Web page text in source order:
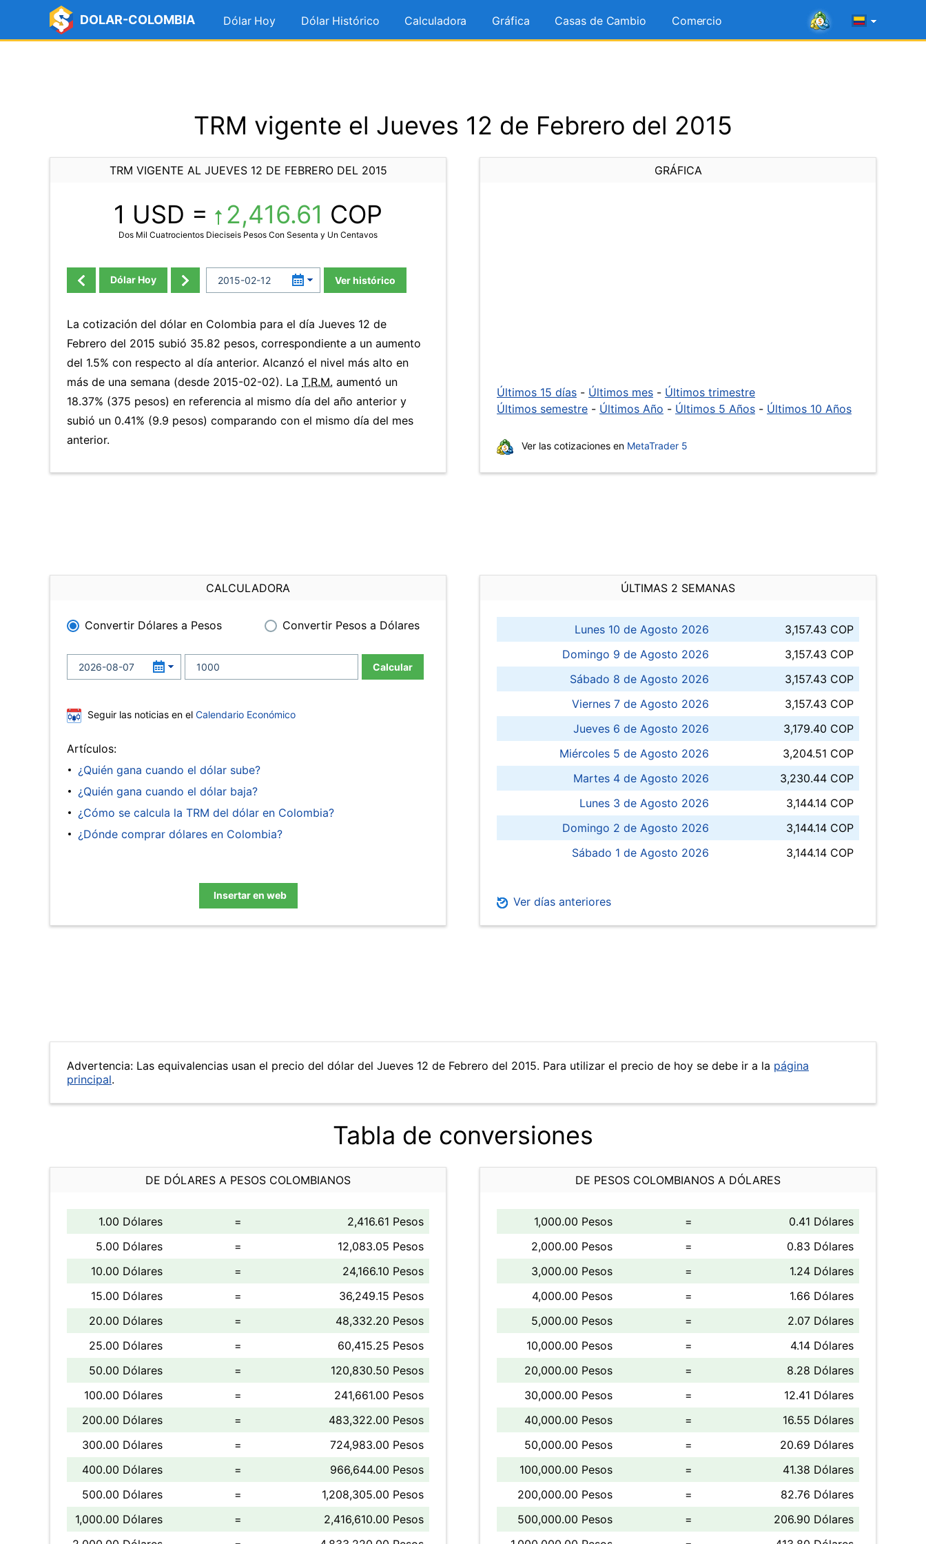
DOLAR-COLOMBIA Dólar Hoy Dólar Histórico Calculadora Gráfica Casas de Cambio Comercio
TRM vigente el Jueves 12 de Febrero del 2015
TRM VIGENTE AL JUEVES 12 DE FEBRERO DEL 2015
1 USD = 2,416.61 COP
Dos Mil Cuatrocientos Dieciseis Pesos Con Sesenta y Un Centavos
Dólar Hoy Ver histórico
La cotización del dólar en Colombia para el día Jueves 12 de
Febrero del 2015 subió 35.82 pesos, correspondiente a un aumento
del 1.5% con respecto al día anterior. Alcanzó el nivel más alto en
más de una semana (desde 2015-02-02). La T.R.M. aumentó un
18.37% (375 pesos) en referencia al mismo día del año anterior y
subió un 0.41% (9.9 pesos) comparando con el mismo día del mes
anterior.
GRÁFICA
Últimos 15 días - Últimos mes - Últimos trimestre
Últimos semestre - Últimos Año - Últimos 5 Años - Últimos 10 Años
Ver las cotizaciones en MetaTrader 5
CALCULADORA
Convertir Dólares a Pesos Convertir Pesos a Dólares
Calcular
Seguir las noticias en el Calendario Económico
Artículos:
¿Quién gana cuando el dólar sube?
¿Quién gana cuando el dólar baja?
¿Cómo se calcula la TRM del dólar en Colombia?
¿Dónde comprar dólares en Colombia?
Insertar en web
ÚLTIMAS 2 SEMANAS
Lunes 10 de Agosto 2026
3,157.43 COP
Domingo 9 de Agosto 2026
3,157.43 COP
Sábado 8 de Agosto 2026
3,157.43 COP
Viernes 7 de Agosto 2026
3,157.43 COP
Jueves 6 de Agosto 2026
3,179.40 COP
Miércoles 5 de Agosto 2026
3,204.51 COP
Martes 4 de Agosto 2026
3,230.44 COP
Lunes 3 de Agosto 2026
3,144.14 COP
Domingo 2 de Agosto 2026
3,144.14 COP
Sábado 1 de Agosto 2026
3,144.14 COP
Ver días anteriores
Advertencia: Las equivalencias usan el precio del dólar del Jueves 12 de Febrero del 2015. Para utilizar el precio de hoy se debe ir a la página
principal.
Tabla de conversiones
DE DÓLARES A PESOS COLOMBIANOS
1.00 Dólares =
2,416.61 Pesos
5.00 Dólares
=
12,083.05 Pesos
10.00 Dólares
=
24,166.10 Pesos
15.00 Dólares
=
36,249.15 Pesos
20.00 Dólares
=
48,332.20 Pesos
25.00 Dólares
=
60,415.25 Pesos
50.00 Dólares
=
120,830.50 Pesos
100.00 Dólares
=
241,661.00 Pesos
200.00 Dólares
=
483,322.00 Pesos
300.00 Dólares
=
724,983.00 Pesos
400.00 Dólares
=
966,644.00 Pesos
500.00 Dólares
=
1,208,305.00 Pesos
1,000.00 Dólares
=
2,416,610.00 Pesos
DE PESOS COLOMBIANOS A DÓLARES
1,000.00 Pesos =
0.41 Dólares
2,000.00 Pesos
=
0.83 Dólares
3,000.00 Pesos
=
1.24 Dólares
4,000.00 Pesos
=
1.66 Dólares
5,000.00 Pesos
=
2.07 Dólares
10,000.00 Pesos
=
4.14 Dólares
20,000.00 Pesos
=
8.28 Dólares
30,000.00 Pesos
=
12.41 Dólares
40,000.00 Pesos
=
16.55 Dólares
50,000.00 Pesos
=
20.69 Dólares
100,000.00 Pesos
=
41.38 Dólares
200,000.00 Pesos
=
82.76 Dólares
500,000.00 Pesos
=
206.90 Dólares